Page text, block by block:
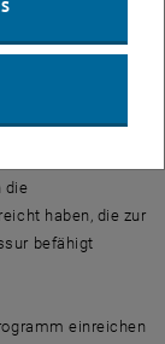
qualifizierte
die
haben, die zur
befähigt
einreichen